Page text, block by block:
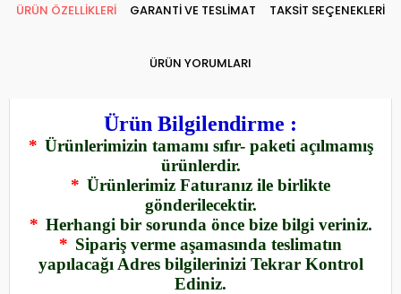
ÜRÜN ÖZELLİKLERİ GARANTİ VE TESLİMAT TAKSİT SEÇENEKLERİ
ÜRÜN YORUMLARI
Ürün Bilgilendirme :
* Ürünlerimizin tamamı sıfır- paketi açılmamış
ürünlerdir.
* Ürünlerimiz Faturanız ile birlikte
gönderilecektir.
* Herhangi bir sorunda önce bize bilgi veriniz.
* Sipariş verme aşamasında teslimatın
yapılacağı Adres bilgilerinizi Tekrar Kontrol
Ediniz.